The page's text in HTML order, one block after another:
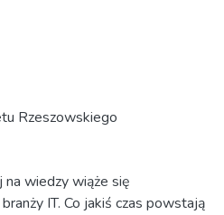
Rzeszowskiego
wiedzy wiąże się
IT. Co jakiś czas powstają